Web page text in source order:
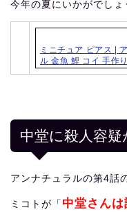
今年の夏にいかがでし
ミニチュア ピアス |
ル 金魚 鯉 コイ 手作
中堂に殺人容
アンナチュラルの第4話
ミコトが「 中堂さんは